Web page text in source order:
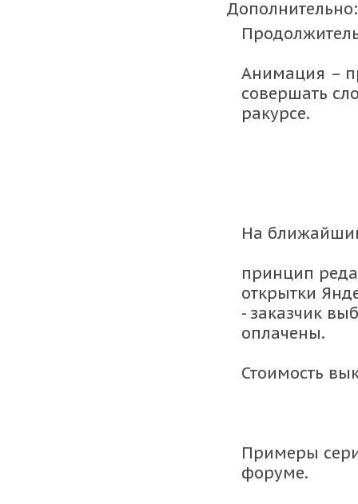
Дополнительно:
Анимация –
совершать
ракурсе.
На
принцип
открытки
- заказчик
оплачены.
Стоимость
Примеры
форуме.